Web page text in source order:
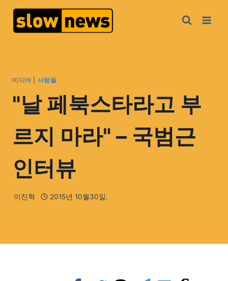
미디어 사람들
"날 페북스타라고 부
르지 마라" – 국범근
인터뷰
이진혁 2015년 10월30일.